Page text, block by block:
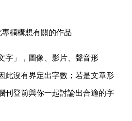
欄構想有關的作品
字」，圖像、影片、聲音形
沒有界定出字數；若是文章形
刊登前與你一起討論出合適的字